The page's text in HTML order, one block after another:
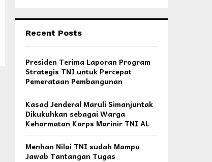
Recent Posts
Presiden Terima Laporan Program
Strategis TNI untuk Percepat
Pemerataan Pembangunan
Kasad Jenderal Maruli Simanjuntak
Dikukuhkan sebagai Warga
Kehormatan Korps Marinir TNI AL
Menhan Nilai TNI sudah Mampu
Jawab Tantangan Tugas